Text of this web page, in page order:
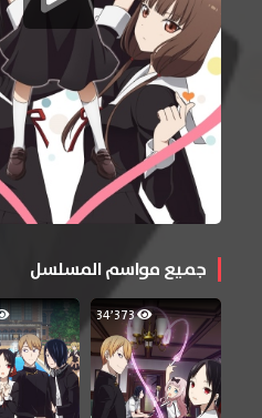
جميع مواسم المسلسل
34٬373